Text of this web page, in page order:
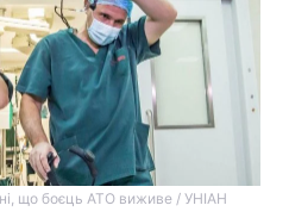
що боєць АТО виживе / УНІАН